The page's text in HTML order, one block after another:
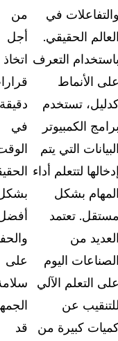
كيس جارد وتعرف على
تجارب الأشخاص الذين
التي نؤمن بها
للانضمام إلى فريقنا
في العثور على حلول التعتيم
والتفاعلات في
العالم الحقيقي.
باستخدام التعرف
على الأنماط
تستخدم
برامج الكمبيوتر
البيانات التي يتم
إدخالها لتتعلم أداء
المهام بشكل
مستقل. تعتمد
العديد من
الصناعات اليوم
على التعلم الآلي
للتنقيب عن
كبيرة من
من
أجل
اتخاذ
دقيقة
في
على
قد